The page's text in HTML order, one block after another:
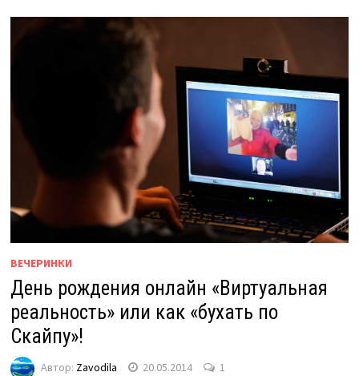
ВЕЧЕРИНКИ
День рождения онлайн «Виртуальная
реальность» или как «бухать по
Скайпу»!
Автор: Zavodila 20.05.2014 1